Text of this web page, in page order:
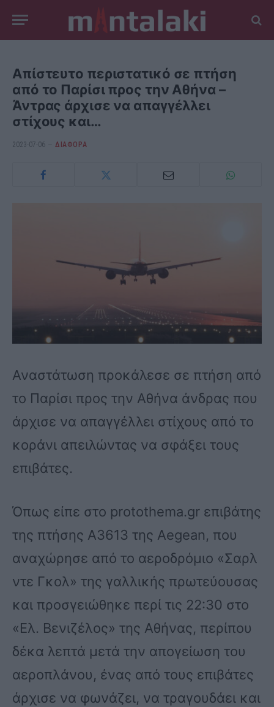
Απίστευτο περιστατικό σε πτήση
από το Παρίσι προς την Αθήνα –
Άντρας άρχισε να απαγγέλλει
στίχους και…
2023-07-06 ΔΙΆΦΟΡΑ
Αναστάτωση προκάλεσε σε πτήση από
το Παρίσι προς την Αθήνα άνδρας που
άρχισε να απαγγέλλει στίχους από το
κοράνι απειλώντας να σφάξει τους
επιβάτες.
Όπως είπε στο protothema.gr επιβάτης
της πτήσης Α3613 της Aegean, που
αναχώρησε από το αεροδρόμιο «Σαρλ
ντε Γκολ» της γαλλικής πρωτεύουσας
και προσγειώθηκε περί τις 22:30 στο
«Ελ. Βενιζέλος» της Αθήνας, περίπου
δέκα λεπτά μετά την απογείωση του
αεροπλάνου, ένας από τους επιβάτες
άρχισε να φωνάζει, να τραγουδάει και